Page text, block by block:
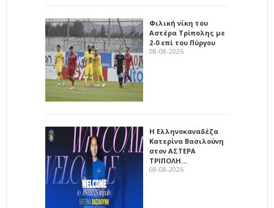
Φιλική νίκη του
Αστέρα Τρίπολης με
2-0 επί του Πύργου
08-08-2026
Η Ελληνοκαναδέζα
Κατερίνα Βασιλούνη
στον ΑΣΤΕΡΑ
ΤΡΙΠΟΛΗ…
08-08-2026